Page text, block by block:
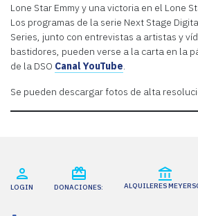
Lone Star Emmy y una victoria en el Lone
Los programas de la serie Next Stage
Series, junto con entrevistas a artistas y
bastidores, pueden verse a la carta en la
de la DSO Canal YouTube.
Se pueden descargar fotos de alta
LOGIN DONACIONES: ALQUILERES